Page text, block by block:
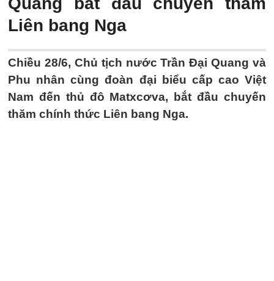
Liên bang Nga
Chiều 28/6, Chủ tịch nước Trần Đại Quang và
Phu nhân cùng đoàn đại biểu cấp cao Việt
Nam đến thủ đô Matxcơva, bắt đầu chuyến
thăm chính thức Liên bang Nga.